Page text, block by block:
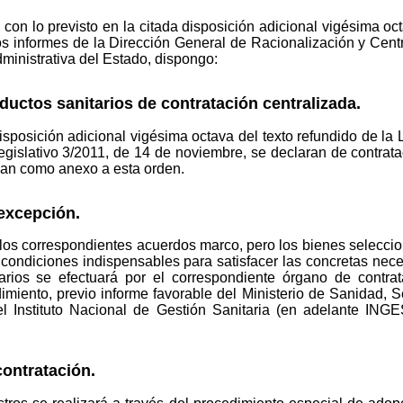
lo previsto en la citada disposición adicional vigésima
informes de la Dirección General de Racionalización y
del Estado, dispongo:
sanitarios de contratación centralizada.
adicional vigésima octava del texto refundido de la
3/2011, de 14 de noviembre, se declaran de
como anexo a esta orden.
correspondientes acuerdos marco, pero los bienes
indispensables para satisfacer las concretas
se efectuará por el correspondiente órgano de
previo informe favorable del Ministerio de Sanidad,
Nacional de Gestión Sanitaria (en adelante